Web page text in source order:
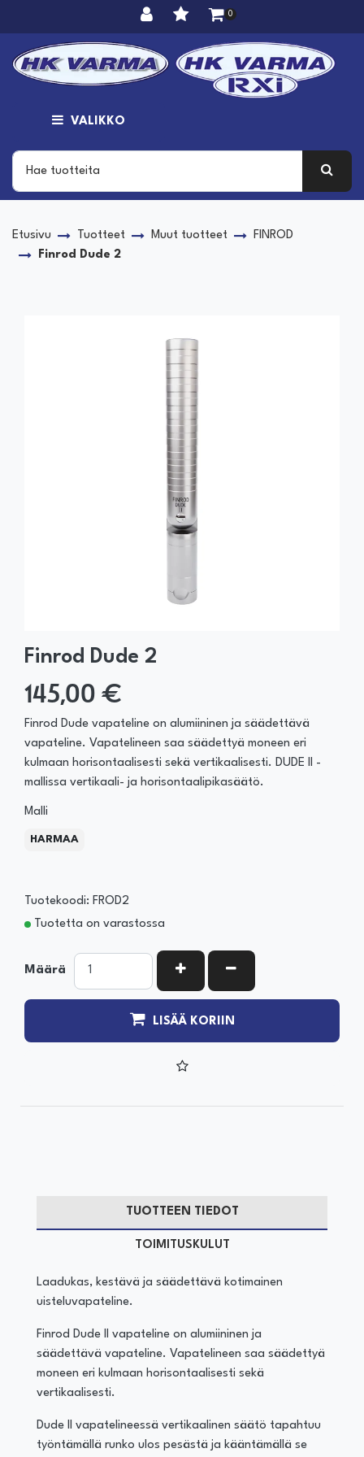
0
VALIKKO
Etusivu Tuotteet Muut tuotteet
FINROD
Finrod Dude 2
Finrod Dude 2
145,00 €
Finrod Dude vapateline on alumiininen ja säädettävä
vapateline. Vapatelineen saa säädettyä moneen eri
kulmaan horisontaalisesti sekä vertikaalisesti. DUDE II -
mallissa vertikaali- ja horisontaalipikasäätö.
Malli
HARMAA
Tuotekoodi: FROD2
Tuotetta on varastossa
Määrä KASVATA MÄÄRÄÄ
VÄHENNÄ MÄÄRÄÄ
LISÄÄ KORIIN
TUOTTEEN TIEDOT
TOIMITUSKULUT
Laadukas, kestävä ja säädettävä kotimainen
uisteluvapateline.
Finrod Dude II vapateline on alumiininen ja
säädettävä vapateline. Vapatelineen saa säädettyä
moneen eri kulmaan horisontaalisesti sekä
vertikaalisesti.
Dude II vapatelineessä vertikaalinen säätö tapahtuu
työntämällä runko ulos pesästä ja kääntämällä se